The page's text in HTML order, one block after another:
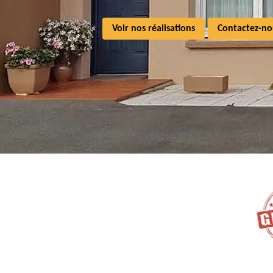
Voir nos réalisations Contactez-